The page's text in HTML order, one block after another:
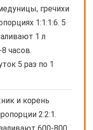
гречихи
1:1:1:6. 5
1 л
часов.
5 раз по 1
и корень
2:2:1.
600-800